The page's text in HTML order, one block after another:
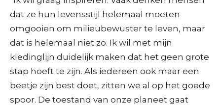
dat ze hun levensstijl helemaal moeten
omgooien om milieubewuster te leven, maar
dat is helemaal niet zo. Ik wil met mijn
kledinglijn duidelijk maken dat het geen grote
stap hoeft te zijn. Als iedereen ook maar een
beetje zijn best doet, zitten we al op het goede
spoor. De toestand van onze planeet gaat